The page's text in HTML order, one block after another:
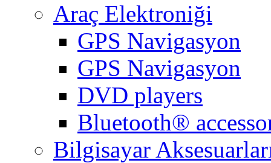
Araç Elektroniği
GPS Navigasyon
GPS Navigasyon
DVD players
Bluetooth®
Bilgisayar